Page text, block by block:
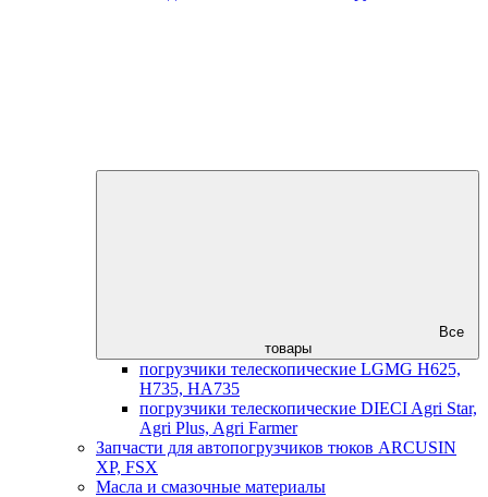
Все
товары
погрузчики телескопические LGMG H625,
H735, HA735
погрузчики телескопические DIECI Agri Star,
Agri Plus, Agri Farmer
Запчасти для автопогрузчиков тюков ARCUSIN
XP, FSX
Масла и смазочные материалы